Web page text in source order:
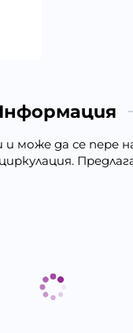
може да се пере